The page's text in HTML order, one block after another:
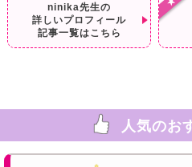
ninika先生の
詳しいプロフィール
記事一覧はこちら
人気のお